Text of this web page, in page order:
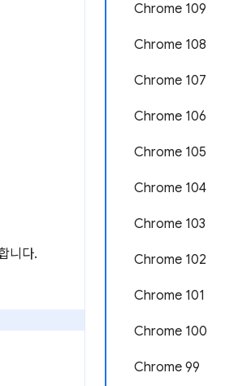
Chrome 109
Chrome 108
Chrome 107
Chrome 106
Chrome 105
Chrome 104
Chrome 103
Chrome 102
Chrome 101
Chrome 100
Chrome 99
니다.